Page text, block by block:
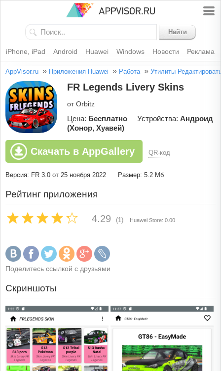
Найти
iPhone, iPad Android Huawei Windows Новости Реклама
AppVisor.ru » Приложения Huawei » Работа » Утилиты
FR Legends Livery Skins
от Orbitz
Цена: Бесплатно Устройства: Андроид
(Хонор, Хуавей)
Скачать в AppGallery QR-код
Версия: FR 3.0 от 25 ноября 2022 Размер: 5.2 Мб
Рейтинг приложения
4.29 (1) Huawei Store: 0.00
Поделитесь ссылкой с друзьями
Скриншоты